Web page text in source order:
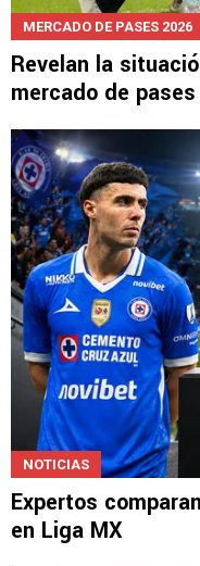
MERCADO DE PASES 2026
Revelan la
mercado de pases
NOTICIAS
Expertos
en Liga MX